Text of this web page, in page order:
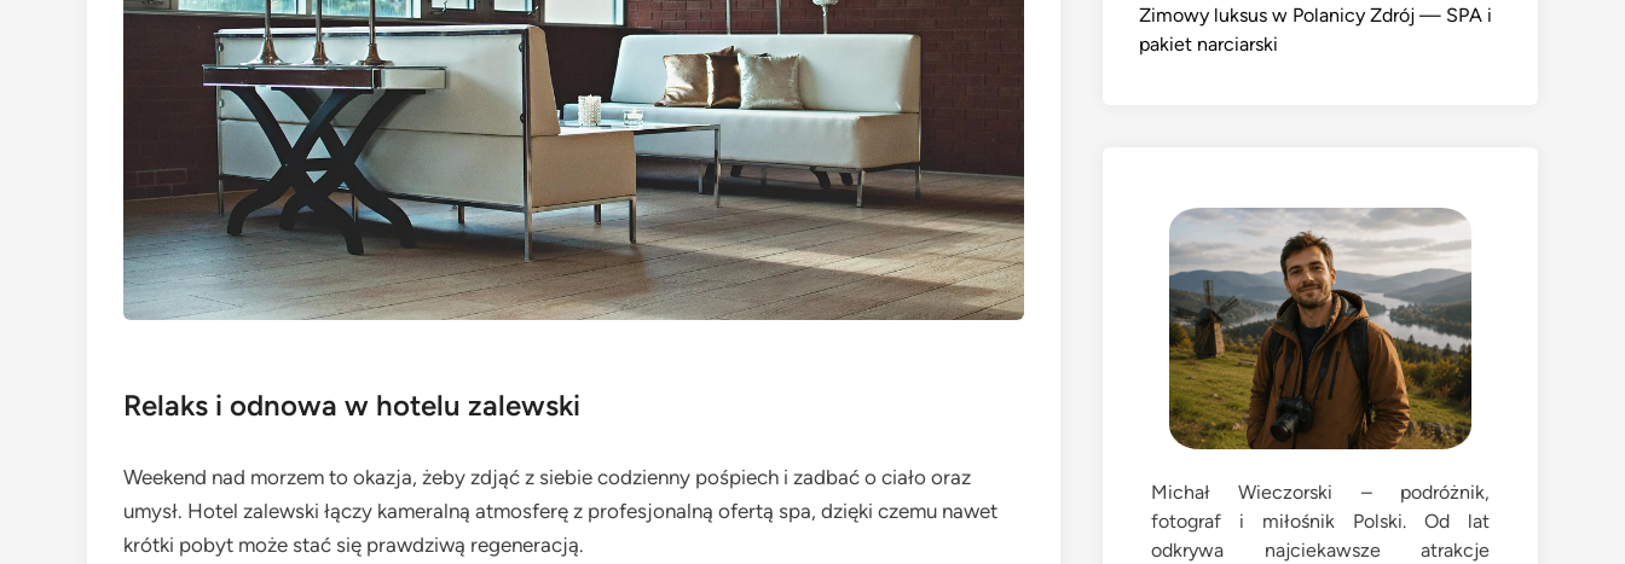
Relaks i odnowa w hotelu zalewski
Weekend nad morzem to okazja, żeby zdjąć z siebie codzienny pośpiech i zadbać o ciało oraz
umysł. Hotel zalewski łączy kameralną atmosferę z profesjonalną ofertą spa, dzięki czemu nawet
krótki pobyt może stać się prawdziwą regeneracją.
Zimowy luksus w Polanicy Zdrój — SPA i
pakiet narciarski
Michał Wieczorski – podróżnik,
fotograf i miłośnik Polski. Od lat
odkrywa najciekawsze atrakcje